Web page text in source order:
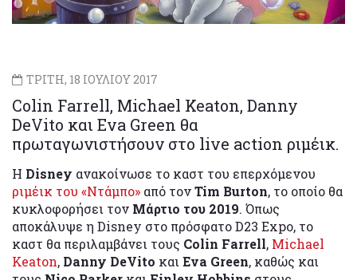
ΤΡΙΤΗ, 18 ΙΟΥΛΙΟΥ 2017
Colin Farrell, Michael Keaton, Danny
DeVito και Eva Green θα
πρωταγωνιστήσουν στο live action ριμέικ.
Η Disney ανακοίνωσε το καστ του επερχόμενου
ριμέικ του «Ντάμπο» από τονTim Burton, το οποίο θα
κυκλοφορήσει τον Μάρτιο του 2019. Όπως
αποκάλυψε η Disney στο πρόσφατο D23 Expo, το
καστ θα περιλαμβάνει τους Colin Farrell, Michael
Keaton, Danny DeVito καιEva Green, καθώς και